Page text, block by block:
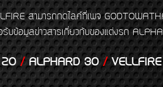
สามารถกดไลค์ที่เพจ
รับข้อมูลข่าวสารเกี่ยวกับของแต่งรถ
20/ ALPHARD 30/